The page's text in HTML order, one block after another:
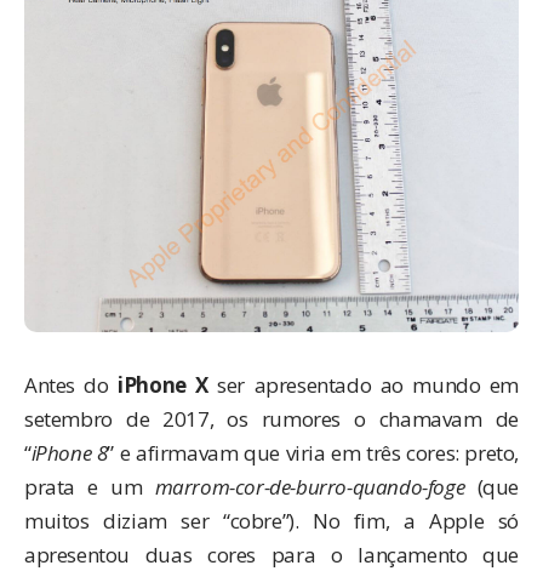
Antes do iPhone Xser apresentado ao mundo em
setembro de 2017, os rumores o chamavam de
“iPhone 8” e afirmavam que viria em três cores: preto,
prata e um marrom-cor-de-burro-quando-foge(que
muitos diziam ser “cobre”). No fim, a Apple só
apresentou duas cores para o lançamento que